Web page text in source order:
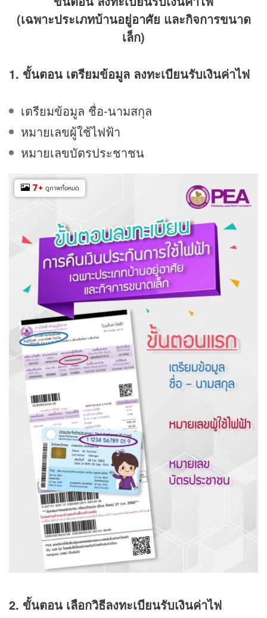
(เฉพาะประเภทบ้านอยู่อาศัย และกิจการขนาด
เล็ก)
1. ขั้นตอน เตรียมข้อมูล ลงทะเบียนรับเงินค่าไฟ
เตรียมข้อมูล ชื่อ-นามสกุล
หมายเลขผู้ใช้ไฟฟ้า
หมายเลขบัตรประชาชน
7+ ดูภาพทั้งหมด
2. ขั้นตอน เลือกวิธีลงทะเบียนรับเงินค่าไฟ